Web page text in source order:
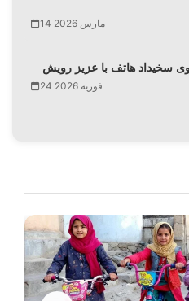
14 مارس 2026
سخیداد هاتف با عزیز رویش
24 فوریه 2026